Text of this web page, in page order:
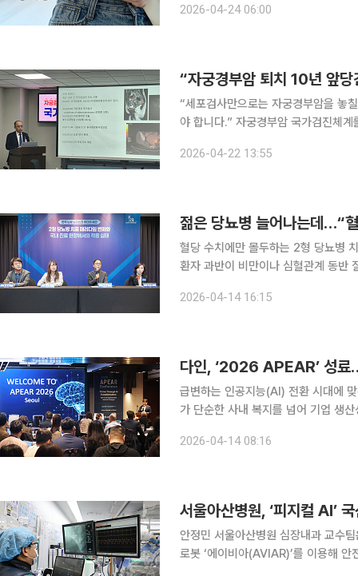
용하는 사람들이 증가하면서 오남용
2026-04-24 06:00
“자궁경부암 퇴치 10년 앞
“세포검사만으로는 자궁경부암을 놓
야 합니다.” 자궁경부암 국가검진체계를 둘러싼 전환 논의가 본격화되고 있다. 기존 세포검사 중심
이 나오면서다. 현재 국내 자
2026-04-22 13:55
젊은 당뇨병 늘어나는데…“
혈당 수치에만 몰두하는 2형 당뇨병
환자 과반이 비만이나 심혈관계 동반
노보노디스크제약은 14일 서울 중구
2026-04-14 16:15
급변하는 인공지능(AI) 전환 시대에
가 단순한 사내 복지를 넘어 기업 생
아·태평양 정신건강·EAP 국제 콘퍼
2026-04-14 08:16
서울아산병원, ‘피지컬 AI’
안정민 서울아산병원 심장내과 교수
로봇 ‘에이비아(AVIAR)’를 이용해